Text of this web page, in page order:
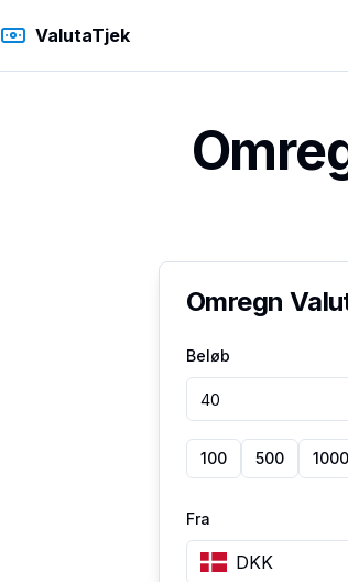
ValutaTjek
Omregn
Beløb
100 500 1000
Fra
DKK